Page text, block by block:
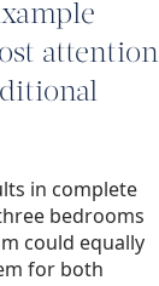
attention
in complete
bedrooms
could equally
for both